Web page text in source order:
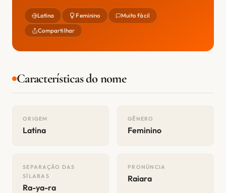
Latina Feminino Muito fácil
Compartilhar
Características do nome
ORIGEM
Latina
GÊNERO
Feminino
SEPARAÇÃO DAS
SÍLABAS
Ra-ya-ra
PRONÚNCIA
Raiara